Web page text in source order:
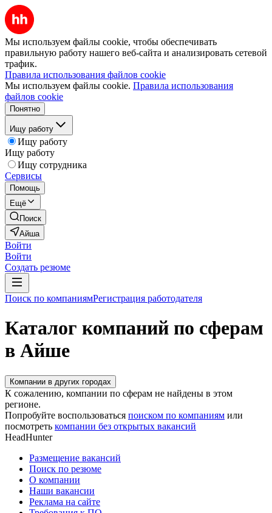
Мы используем файлы cookie, чтобы обеспечивать
правильную работу нашего веб-сайта и анализировать сетевой
трафик.
Правила использования файлов cookie
Мы используем файлы cookie. Правила использования
файлов cookie
Понятно
Ищу работу
Ищу работу
Ищу работу
Ищу сотрудника
Сервисы
Помощь
Ещё
Поиск
Айша
Войти
Войти
Создать резюме
Поиск по компаниямРегистрация работодателя
Каталог компаний по сферам
в Айше
Компании в других городах
К сожалению, компании по сферам не найдены в этом
регионе.
Попробуйте воспользоваться поиском по компаниям или
посмотреть компании без открытых вакансий
HeadHunter
Размещение вакансий
Поиск по резюме
О компании
Наши вакансии
Реклама на сайте